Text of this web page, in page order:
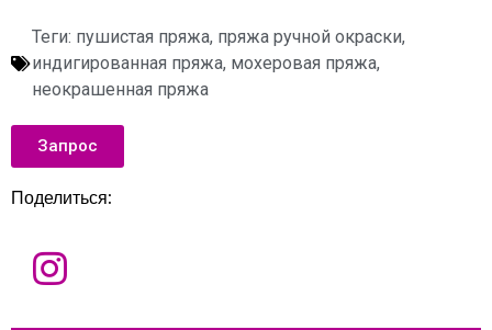
Теги: пушистая пряжа, пряжа ручной окраски,
индигированная пряжа, мохеровая пряжа,
неокрашенная пряжа
Запрос
Поделиться: